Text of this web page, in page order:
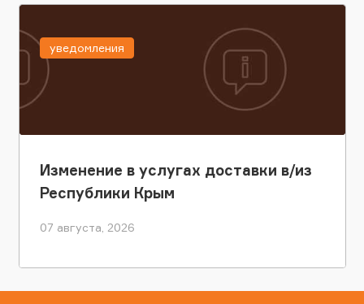
Изменение в услугах доставки в/из
Республики Крым
07 августа, 2026
уведомления